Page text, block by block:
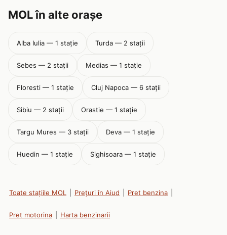
MOL în alte orașe
Alba Iulia — 1 stație Turda — 2 stații
Sebes — 2 stații Medias — 1 stație
Floresti — 1 stație Cluj Napoca — 6 stații
Sibiu — 2 stații Orastie — 1 stație
Targu Mures — 3 stații Deva — 1 stație
Huedin — 1 stație Sighisoara — 1 stație
Toate stațiile MOL Prețuri în Aiud Pret benzina
Pret motorina Harta benzinarii